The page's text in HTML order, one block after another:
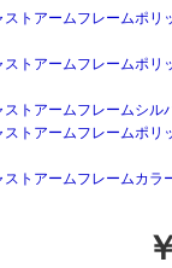
トアームフレームポリ
トアームフレームポリ
トアームフレームシル
トアームフレームポリ
トアームフレームカラ